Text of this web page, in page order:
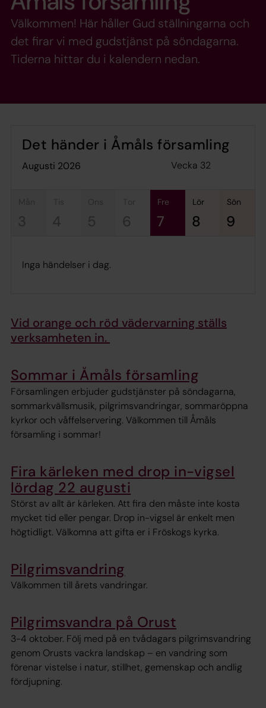
Välkommen! Här håller Gud ställningarna och
det firar vi med gudstjänst på söndagarna.
Tiderna hittar du i kalendern nedan.
Det händer i Åmåls församling
augusti 2026 Vecka 32
tis
4
tor
6
fre
7
lör
8
sön
9
Inga händelser i dag.
Vid orange och röd vädervarning ställs
verksamheten in.
Sommar i Åmåls församling
Församlingen erbjuder gudstjänster på söndagarna,
sommarkvällsmusik, pilgrimsvandringar, sommaröppna
kyrkor och våffelservering. Välkommen till Åmåls
församling i sommar!
Fira kärleken med drop in-vigsel
lördag 22 augusti
Störst av allt är kärleken. Att fira den måste inte kosta
mycket tid eller pengar. Drop in-vigsel är enkelt men
högtidligt. Välkomna att gifta er i Fröskogs kyrka.
Pilgrimsvandring
Välkommen till årets vandringar.
Pilgrimsvandra på Orust
3-4 oktober. Följ med på en tvådagars pilgrimsvandring
genom Orusts vackra landskap – en vandring som
förenar vistelse i natur, stillhet, gemenskap och andlig
fördjupning.